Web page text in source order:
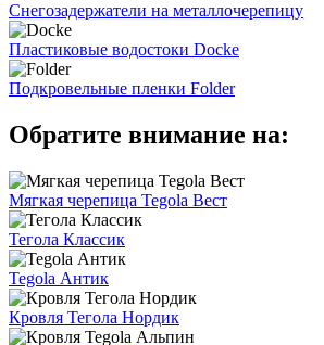
Снегозадержатели на металлочерепицу
Пластиковые водостоки Docke
Подкровельные пленки Folder
Обратите внимание на:
Мягкая черепица Tegola Вест
Тегола Классик
Tegola Антик
Кровля Тегола Нордик